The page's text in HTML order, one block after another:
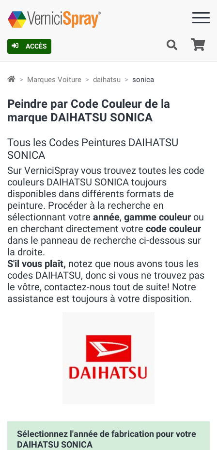
ACCÈS
Marques Voiture daihatsu sonica
Peindre par Code Couleur de la
marque DAIHATSU SONICA
Tous les Codes Peintures DAIHATSU
SONICA
Sur VerniciSpray vous trouvez toutes les code
couleurs DAIHATSU SONICA toujours
disponibles dans différents formats de
peinture. Procéder à la recherche en
sélectionnant votre année, gamme couleur ou
en cherchant directement votre code couleur
dans le panneau de recherche ci-dessous sur
la droite.
S'il vous plaît, notez que nous avons tous les
codes DAIHATSU, donc si vous ne trouvez pas
le vôtre, contactez-nous tout de suite! Notre
assistance est toujours à votre disposition.
Sélectionnez l'année de fabrication pour votre
DAIHATSU SONICA